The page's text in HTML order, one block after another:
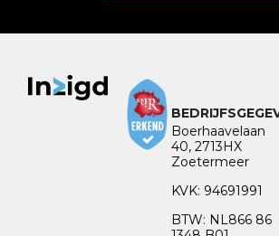
Boerhaavelaan
40, 2713HX
Zoetermeer
KVK: 94691991
BTW: NL866 86